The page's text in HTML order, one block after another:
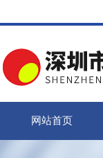
网站首页